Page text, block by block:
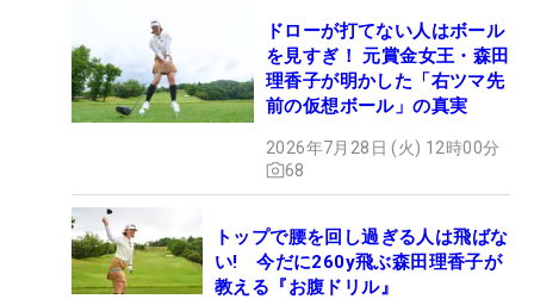
ドローが打てない人はボール
を見すぎ！ 元賞金女王・森田
理香子が明かした「右ツマ先
前の仮想ボール」の真実
2026年7月28日 (火) 12時00分
68
トップで腰を回し過ぎる人は飛ばな
い! 今だに260y飛ぶ森田理香子が
教える『お腹ドリル』